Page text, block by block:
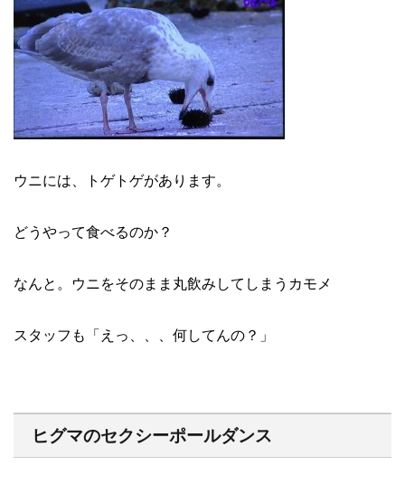
ウニには、トゲトゲがあります。
どうやって食べるのか？
なんと。ウニをそのまま丸飲みしてしまうカモメ
スタッフも「えっ、、、何してんの？」
ヒグマのセクシーポールダンス